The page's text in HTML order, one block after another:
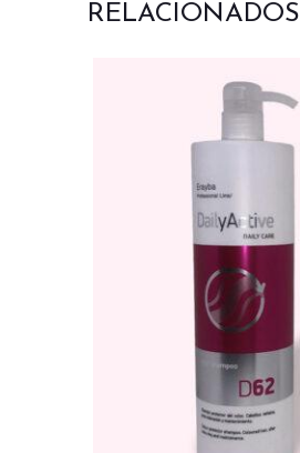
RELACIONADOS